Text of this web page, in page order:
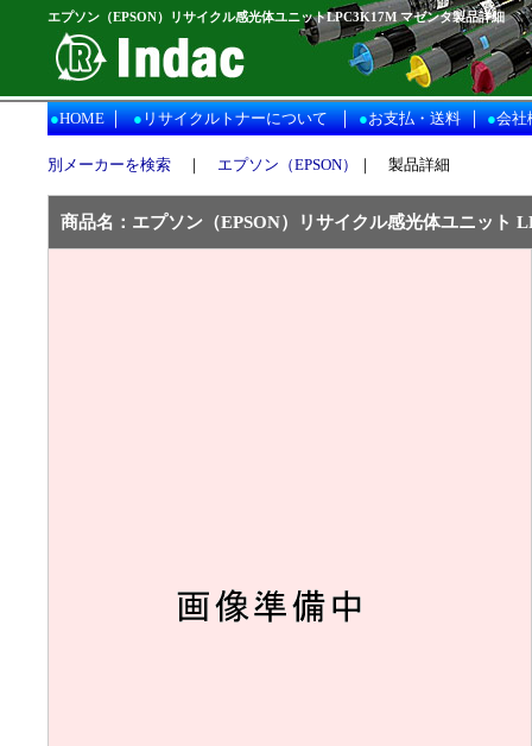
エプソン（EPSON）リサイクル感光体ユニットLPC3K17M マゼンタ製品詳細
●HOME｜ ●リサイクルトナーについて ｜ ●お支払・送料 ｜ ●会社
別メーカーを検索 ｜ エプソン（EPSON） ｜ 製品詳細
商品名： エプソン（EPSON） リサイクル感光体ユニット